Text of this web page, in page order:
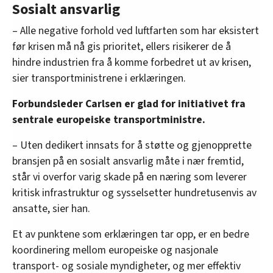
Sosialt ansvarlig
– Alle negative forhold ved luftfarten som har eksistert
før krisen må nå gis prioritet, ellers risikerer de å
hindre industrien fra å komme forbedret ut av krisen,
sier transportministrene i erklæringen.
Forbundsleder Carlsen er glad for initiativet fra
sentrale europeiske transportministre.
– Uten dedikert innsats for å støtte og gjenopprette
bransjen på en sosialt ansvarlig måte i nær fremtid,
står vi overfor varig skade på en næring som leverer
kritisk infrastruktur og sysselsetter hundretusenvis av
ansatte, sier han.
Et av punktene som erklæringen tar opp, er en bedre
koordinering mellom europeiske og nasjonale
transport- og sosiale myndigheter, og mer effektiv